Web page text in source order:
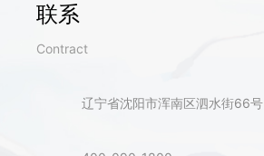
联系
Contract
辽宁省沈阳市浑南区泗水街66号